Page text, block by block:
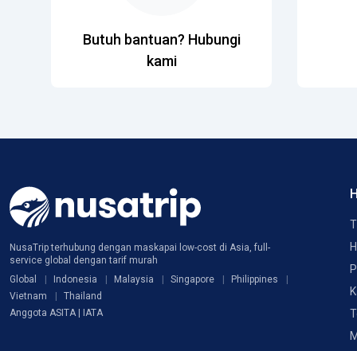
Butuh bantuan? Hubungi
kami
NusaTrip terhubung dengan maskapai low-cost di Asia, full-
service global dengan tarif murah
Global
Indonesia Malaysia Singapore
Philippines
Vietnam
Thailand
Anggota ASITA | IATA